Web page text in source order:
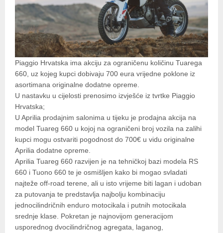
Piaggio Hrvatska ima akciju za ograničenu količinu Tuarega
660, uz kojeg kupci dobivaju 700 eura vrijedne poklone iz
asortimana originalne dodatne opreme.
U nastavku u cijelosti prenosimo izvješće iz tvrtke Piaggio
Hrvatska;
U Aprilia prodajnim salonima u tijeku je prodajna akcija na
model Tuareg 660 u kojoj na ograničeni broj vozila na zalihi
kupci mogu ostvariti pogodnost do 700€ u vidu originalne
Aprilia dodatne opreme.
Aprilia Tuareg 660 razvijen je na tehničkoj bazi modela RS
660 i Tuono 660 te je osmišljen kako bi mogao svladati
najteže off-road terene, ali u isto vrijeme biti lagan i udoban
za putovanja te predstavlja najbolju kombinaciju
jednocilindričnih enduro motocikala i putnih motocikala
srednje klase. Pokretan je najnovijom generacijom
usporednog dvocilindričnog agregata, laganog,